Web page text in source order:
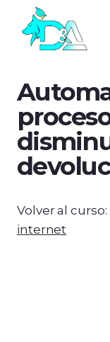
Volver al curso:
internet